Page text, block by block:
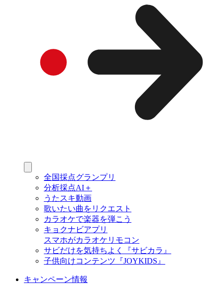
全国採点グランプリ
分析採点AI＋
うたスキ動画
歌いたい曲をリクエスト
カラオケで楽器を弾こう
キョクナビアプリ
スマホがカラオケリモコン
サビだけを気持ちよく『サビカラ』
子供向けコンテンツ『JOYKIDS』
キャンペーン情報